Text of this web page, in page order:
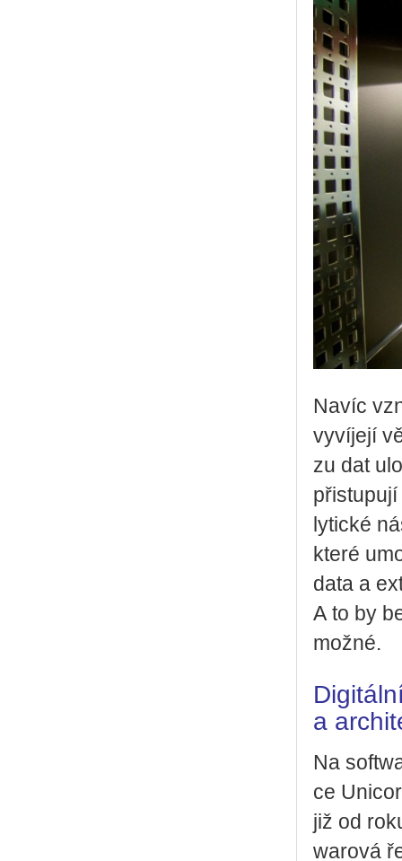
Navíc
vy­ví­je­jí
zu dat
ly­tic­ké
které
data a
A to by
možné.
a
Na
ce
již od
wa­ro­vá